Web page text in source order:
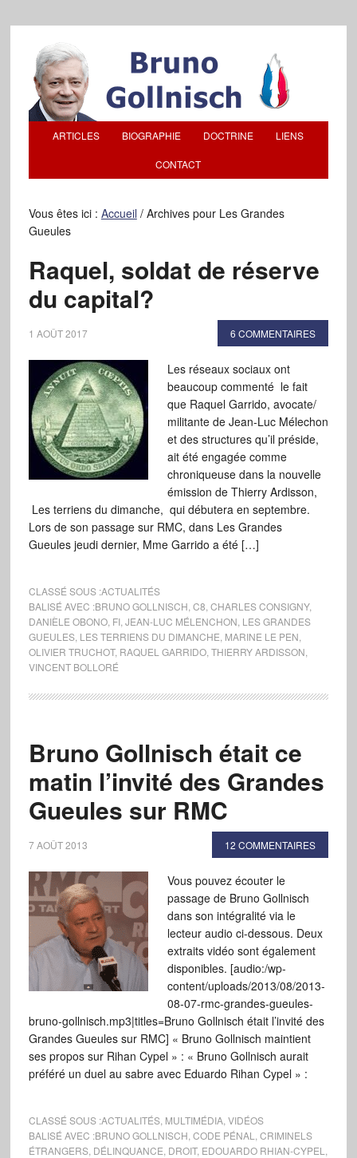
ARTICLES BIOGRAPHIE DOCTRINE LIENS
CONTACT
Vous êtes ici : Accueil /Archives pour Les Grandes
Gueules
Raquel, soldat de réserve
du capital?
1 AOÛT 2017 6 COMMENTAIRES
Les réseaux sociaux ont
beaucoup commenté le fait
que Raquel Garrido, avocate/
militante de Jean-Luc Mélechon
et des structures qu’il préside,
ait été engagée comme
chroniqueuse dans la nouvelle
émission de Thierry Ardisson,
Les terriens du dimanche, qui débutera en septembre.
Lors de son passage sur RMC, dans Les Grandes
Gueules jeudi dernier, Mme Garrido a été […]
CLASSÉ SOUS :ACTUALITÉS
BALISÉ AVEC :BRUNO GOLLNISCH C8 CHARLES CONSIGNY,
DANIÈLE OBONO, FI, JEAN-LUC MÉLENCHON LES GRANDES
GUEULES, LES TERRIENS DU DIMANCHE MARINE LE PEN
OLIVIER TRUCHOT, RAQUEL GARRIDO, THIERRY ARDISSON
VINCENT BOLLORÉ
Bruno Gollnisch était ce
matin l’invité des Grandes
Gueules sur RMC
7 AOÛT 2013 12 COMMENTAIRES
Vous pouvez écouter le
passage de Bruno Gollnisch
dans son intégralité via le
lecteur audio ci-dessous. Deux
extraits vidéo sont également
disponibles. [audio:/wp-
content/uploads/2013/08/2013-
08-07-rmc-grandes-gueules-
bruno-gollnisch.mp3|titles=Bruno Gollnisch était l’invité des
Grandes Gueules sur RMC] « Bruno Gollnisch maintient
ses propos sur Rihan Cypel » : « Bruno Gollnisch aurait
préféré un duel au sabre avec Eduardo Rihan Cypel » :
CLASSÉ SOUS :ACTUALITÉS, MULTIMÉDIA, VIDÉOS
BALISÉ AVEC :BRUNO GOLLNISCH CODE PÉNAL
CRIMINELS
ÉTRANGERS, DÉLINQUANCE DROIT, EDOUARDO RHIAN-CYPEL